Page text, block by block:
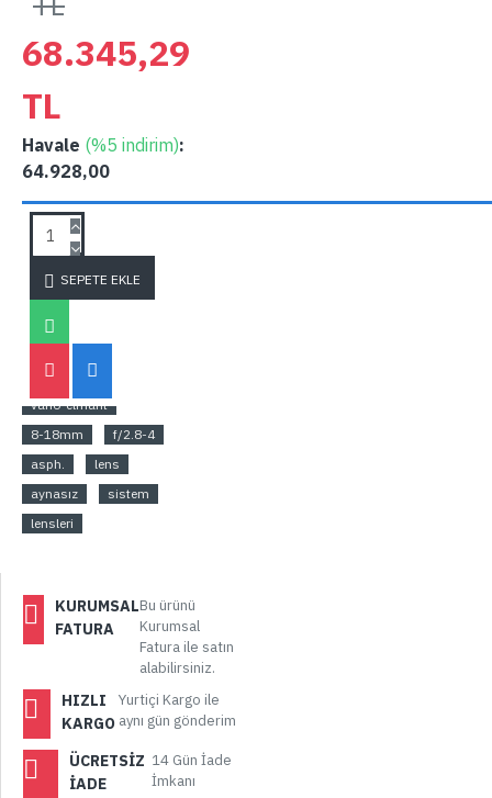
68.345,29
TL
Havale (%5 indirim):
64.928,00
SEPETE EKLE
panasonic
vario-elmarit
8-18mm
f/2.8-4
asph.
lens
aynasız
sistem
lensleri
KURUMSAL
FATURA
Bu ürünü
Kurumsal
Fatura ile satın
alabilirsiniz.
HIZLI
KARGO
Yurtiçi Kargo ile
aynı gün gönderim
ÜCRETSIZ
İADE
14 Gün İade
İmkanı